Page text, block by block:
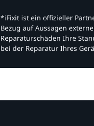
*iFixit ist ein offizieller
Bezug auf Aussagen
Reparaturschäden Ihre
bei der Reparatur Ihres